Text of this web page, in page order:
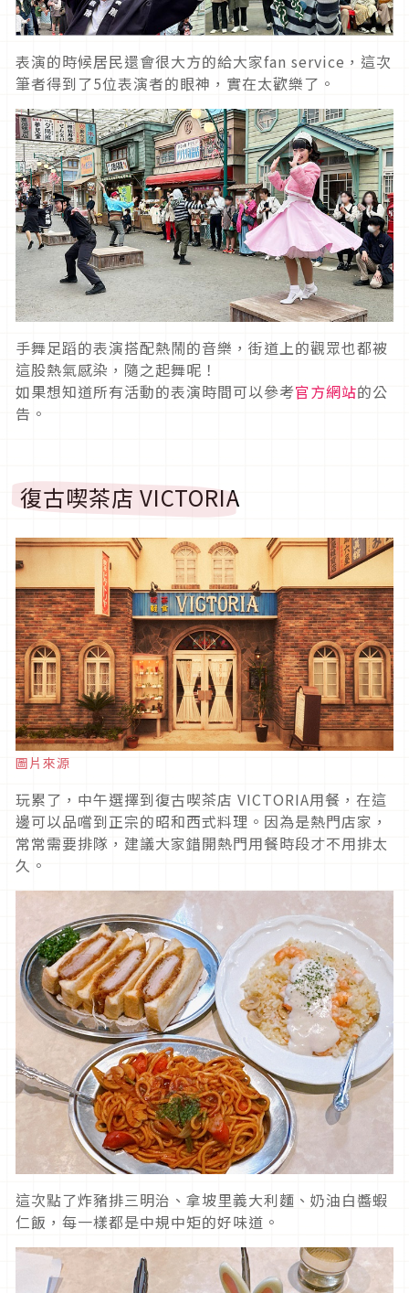
表演的時候居民還會很大方的給大家fan service，這次
筆者得到了5位表演者的眼神，實在太歡樂了。
手舞足蹈的表演搭配熱鬧的音樂，街道上的觀眾也都被
這股熱氣感染，隨之起舞呢！
如果想知道所有活動的表演時間可以參考官方網站的公
告。
復古喫茶店 VICTORIA
圖片來源
玩累了，中午選擇到復古喫茶店 VICTORIA用餐，在這
邊可以品嚐到正宗的昭和西式料理。因為是熱門店家，
常常需要排隊，建議大家錯開熱門用餐時段才不用排太
久。
這次點了炸豬排三明治、拿坡里義大利麵、奶油白醬蝦
仁飯，每一樣都是中規中矩的好味道。